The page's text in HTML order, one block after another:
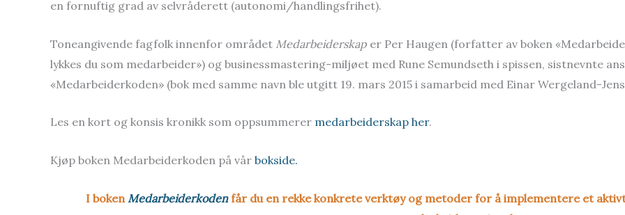
en fornuftig grad av selvråderett (autonomi/handlingsfrihet).
Toneangivende fagfolk innenfor området Medarbeiderskap er Per Haugen (forfatter av boken
lykkes du som medarbeider») og businessmastering-miljøet med Rune Semundseth i spissen, sistnevnte
«Medarbeiderkoden» (bok med samme navn ble utgitt 19. mars 2015 i samarbeid med Einar Wergeland-
Les en kort og konsis kronikk som oppsummerer medarbeiderskap her.
Kjøp boken Medarbeiderkoden på vår bokside.
I boken Medarbeiderkodenfår du en rekke konkrete verktøy og metoder for å implementere et